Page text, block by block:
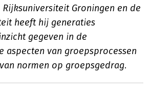
Groningen en de
heeft hij generaties
gegeven in de
aspecten van groepsprocessen
normen op groepsgedrag.